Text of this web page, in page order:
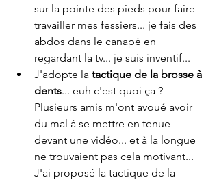
sur la pointe des pieds pour faire
travailler mes fessiers... je fais des
abdos dans le canapé en
regardant la tv... je suis inventif...
J'adopte la tactique de la brosse à
dents... euh c'est quoi ça ?
Plusieurs amis m'ont avoué avoir
du mal à se mettre en tenue
devant une vidéo... et à la longue
ne trouvaient pas cela motivant...
J'ai proposé la tactique de la